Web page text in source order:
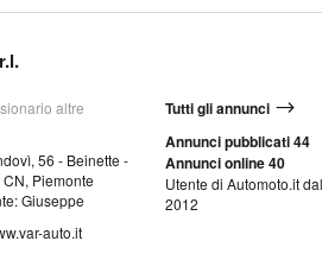
altre
56 - Beinette -
Piemonte
Giuseppe
auto.it
Tutti gli annunci
Annunci pubblicati 44
Annunci online 40
Utente di Automoto.it dal
2012